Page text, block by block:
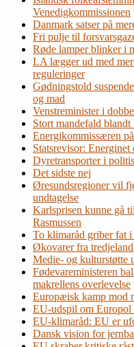
Venedigkommissionen
Danmark satser på
Fri pulje til
Røde lamper blinker i
LA lægger ud med
reguleringer
Gødningstold
og mad
Venstreminister i
Stort mandefald
Energikommissæren
Statsrevisor:
Dyretransporter i
Det sidste nej
Øresundsregioner vil
undtagelse
Karlsprisen kunne
Rasmussen
To klimaråd griber fat i
Økovarer fra
Medie- og kulturstøtte
Fødevareministeren
makrellens overlevelse
Europæisk kamp mod
EU-udspil om Europol
EU-klimaråd: EU er
Dansk vision for